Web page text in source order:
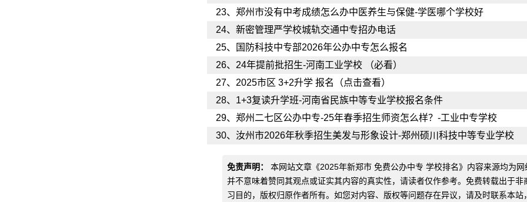
23、 郑州市没有中考成绩怎么办中医养生与保健-学医哪个学校好
24、 新密管理严学校城轨交通中专招办电话
25、
国防科技中专部2026年公办中专怎么报名
26、 24年提前批招生-河南工业学校 （必看）
27、 2025市区 3+2升学 报名（点击查看）
28、 1+3复读升学班-河南省民族中等专业学校报名条件
29、 郑州二七区公办中专-25年春季招生师资怎么样？-工业中专学校
30、 汝州市2026年秋季招生美发与形象设计-郑州硕川科技中等专业学校
免责声明： 本网站文章《2025年新郑市 免费公办中专 学校排名》内容来源均为网
并不意味着赞同其观点或证实其内容的真实性，请读者仅作参考。免费转载出于非
习目的，版权归原作者所有。如您对内容、版权等问题存在异议，请及时联系本站